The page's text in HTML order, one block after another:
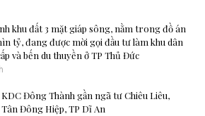
khu đất 3 mặt giáp sông, nằm trong đồ án
tỷ, đang được mời gọi đầu tư làm khu dân
và bến du thuyền ở TP Thủ Đức
Đông Thành gần ngã tư Chiêu Liêu,
Đông Hiệp, TP Dĩ An